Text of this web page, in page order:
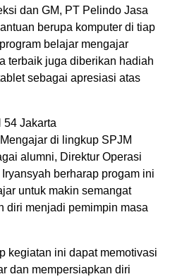
dan GM, PT Pelindo Jasa
berupa komputer di tiap
belajar mengajar
terbaik juga diberikan hadiah
sebagai apresiasi atas
54 Jakarta
di lingkup SPJM
alumni, Direktur Operasi
berharap progam ini
untuk makin semangat
diri menjadi pemimpin masa
kegiatan ini dapat memotivasi
dan mempersiapkan diri